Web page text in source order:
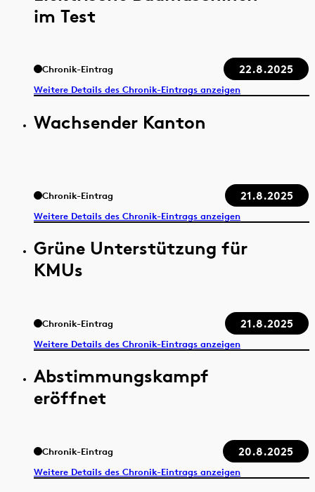
im Test
Chronik-Eintrag 22.8.2025
Weitere Details des Chronik-Eintrags anzeigen
Wachsender Kanton
Chronik-Eintrag 21.8.2025
Weitere Details des Chronik-Eintrags anzeigen
Grüne Unterstützung für
KMUs
Chronik-Eintrag 21.8.2025
Weitere Details des Chronik-Eintrags anzeigen
Abstimmungskampf
eröffnet
Chronik-Eintrag 20.8.2025
Weitere Details des Chronik-Eintrags anzeigen